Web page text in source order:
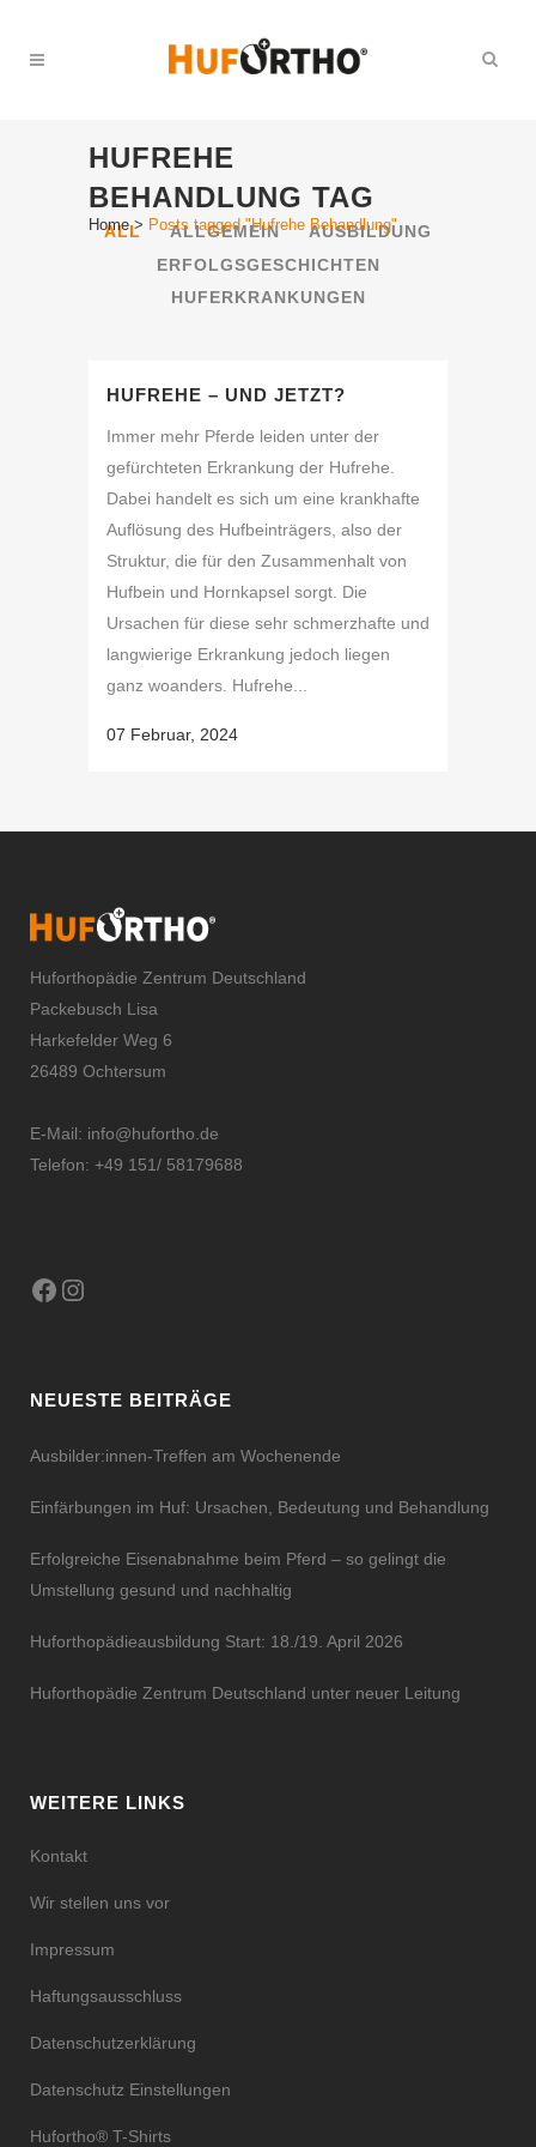
HUFREHE
BEHANDLUNG TAG
Home> Posts tagged "Hufrehe Behandlung"
ALL ALLGEMEIN
AUSBILDUNG
ERFOLGSGESCHICHTEN
HUFERKRANKUNGEN
HUFREHE – UND JETZT?
Immer mehr Pferde leiden unter der
gefürchteten Erkrankung der Hufrehe.
Dabei handelt es sich um eine krankhafte
Auflösung des Hufbeinträgers, also der
Struktur, die für den Zusammenhalt von
Hufbein und Hornkapsel sorgt. Die
Ursachen für diese sehr schmerzhafte und
langwierige Erkrankung jedoch liegen
ganz woanders. Hufrehe...
07 Februar, 2024
Huforthopädie Zentrum Deutschland
Packebusch Lisa
Harkefelder Weg 6
26489 Ochtersum
E-Mail: info@hufortho.de
Telefon: +49 151/ 58179688
Facebook
Instagram
NEUESTE BEITRÄGE
Ausbilder:innen-Treffen am Wochenende
Einfärbungen im Huf: Ursachen, Bedeutung und Behandlung
Erfolgreiche Eisenabnahme beim Pferd – so gelingt die
Umstellung gesund und nachhaltig
Huforthopädieausbildung Start: 18./19. April 2026
Huforthopädie Zentrum Deutschland unter neuer Leitung
WEITERE LINKS
Kontakt
Wir stellen uns vor
Impressum
Haftungsausschluss
Datenschutzerklärung
Datenschutz Einstellungen
Hufortho® T-Shirts